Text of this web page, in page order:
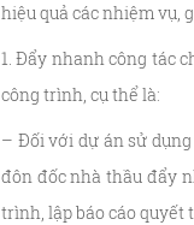
hiệu quả các nhiệm vụ,
1. Đẩy nhanh công tác
công trình, cụ thể là:
– Đối với dự án sử
đôn đốc nhà thầu đẩy
trình, lập báo cáo quyết